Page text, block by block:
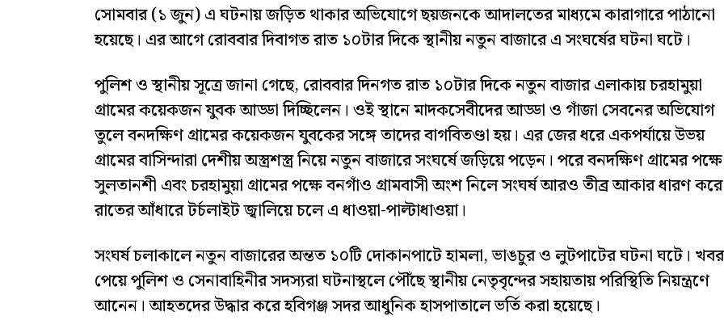
সোমবার (১ জুন) এ ঘটনায় জড়িত থাকার অভিযোগে ছয়জনকে আদালতের মাধ্যমে কারাগারে পাঠানো
হয়েছে। এর আগে রোববার দিবাগত রাত ১০টার দিকে স্থানীয় নতুন বাজারে এ সংঘর্ষের ঘটনা ঘটে।
পুলিশ ও স্থানীয় সূত্রে জানা গেছে, রোববার দিনগত রাত ১০টার দিকে নতুন বাজার এলাকায় চরহামুয়া
গ্রামের কয়েকজন যুবক আড্ডা দিচ্ছিলেন। ওই স্থানে মাদকসেবীদের আড্ডা ও গাঁজা সেবনের অভিযোগ
তুলে বনদক্ষিণ গ্রামের কয়েকজন যুবকের সঙ্গে তাদের বাগবিতণ্ডা হয়। এর জের ধরে একপর্যায়ে উভয়
গ্রামের বাসিন্দারা দেশীয় অস্ত্রশস্ত্র নিয়ে নতুন বাজারে সংঘর্ষে জড়িয়ে পড়েন। পরে বনদক্ষিণ গ্রামের পক্ষে
সুলতানশী এবং চরহামুয়া গ্রামের পক্ষে বনগাঁও গ্রামবাসী অংশ নিলে সংঘর্ষ আরও তীব্র আকার ধারণ
রাতের আঁধারে টর্চলাইট জ্বালিয়ে চলে এ ধাওয়া-পাল্টাধাওয়া।
সংঘর্ষ চলাকালে নতুন বাজারের অন্তত ১০টি দোকানপাটে হামলা, ভাঙচুর ও লুটপাটের ঘটনা ঘটে। খবর
পেয়ে পুলিশ ও সেনাবাহিনীর সদস্যরা ঘটনাস্থলে পৌঁছে স্থানীয় নেতৃবৃন্দের সহায়তায় পরিস্থিতি নিয়ন্ত্রণে
আনেন। আহতদের উদ্ধার করে হবিগঞ্জ সদর আধুনিক হাসপাতালে ভর্তি করা হয়েছে।